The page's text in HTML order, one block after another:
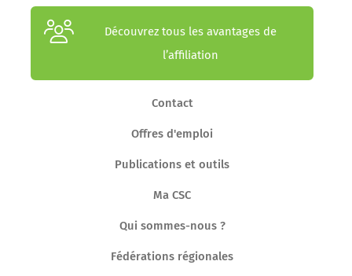
Découvrez tous les avantages de
l’affiliation
Contact
Offres d'emploi
Publications et outils
Ma CSC
Qui sommes-nous ?
Fédérations régionales